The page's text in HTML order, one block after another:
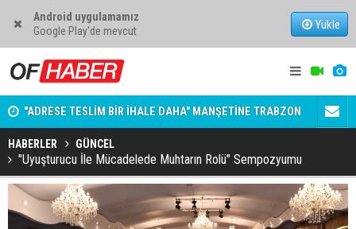
Android uygulamamız
Google Play'de mevcut
Yükle
"ADRESE TESLİM BİR İHALE DAHA" MANŞETİNE TRABZON
BELEDİYESİNDEN AÇIKLAMA GELDİ
ELON
HABERLER GÜNCEL
"Uyuşturucu İle Mücadelede Muhtarın Rolü" Sempozyumu